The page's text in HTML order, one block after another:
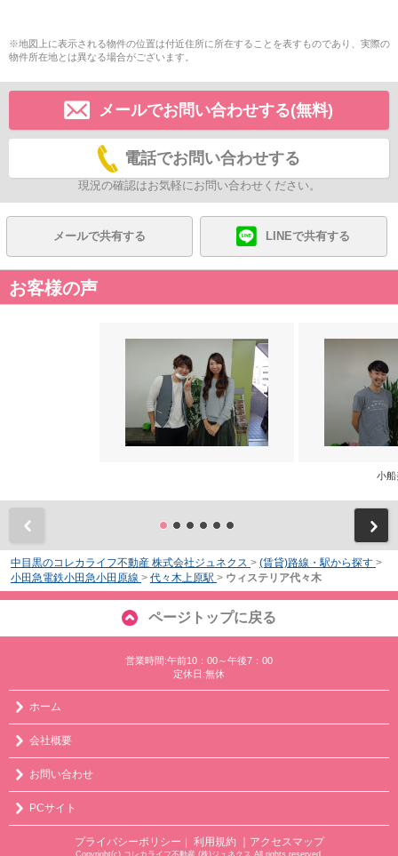
※地図上に表示される物件の位置は付近住所に所在することを表すものであり、実際の
物件所在地とは異なる場合がございます。
メールでお問い合わせする(無料)
電話でお問い合わせする
現況の確認はお気軽にお問い合わせください。
メールで共有する LINEで共有する
お客様の声
小船
中目黒のコレカライフ不動産 株式会社ジュネクス > (賃貸)路線・駅から探す >
小田急電鉄小田急小田原線 > 代々木上原駅 > ウィステリア代々木
ページトップに戻る
営業時間:午前10：00～午後7：00
定休日:無休
ホーム
会社概要
お問い合わせ
PCサイト
プライバシーポリシー 利用規約 ｜アクセスマップ